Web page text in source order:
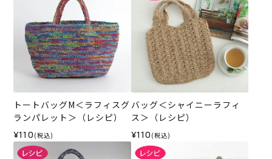
トートバッグM＜ラフィスグ
ランパレット＞（レシピ）
¥110 (税込)
バッグ＜シャイニーラフィ
ス＞（レシピ）
¥110 (税込)